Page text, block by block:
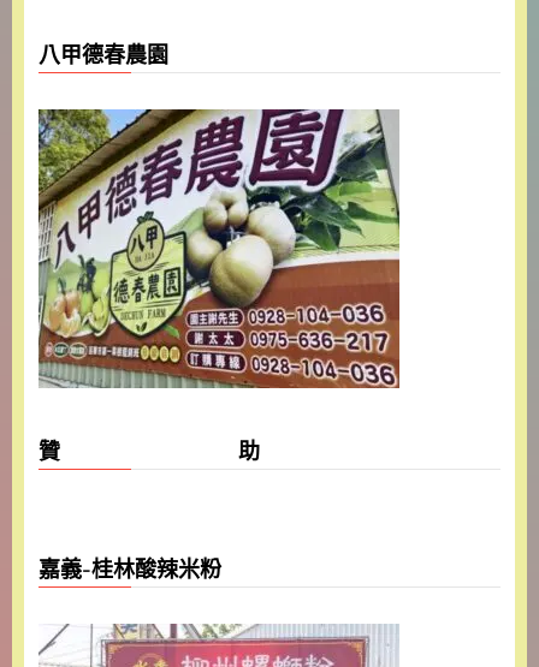
八甲德春農園
贊 助
嘉義-桂林酸辣米粉